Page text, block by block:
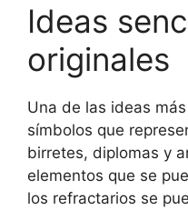
Ideas
originales
Una de las ideas
símbolos que
birretes, diplomas y
elementos que se
los refractarios se